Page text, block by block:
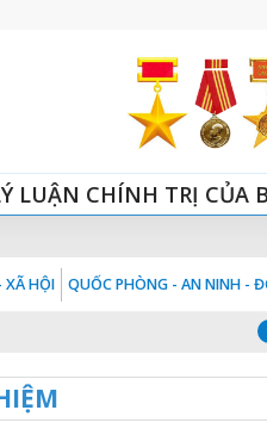
LUẬN CHÍNH TRỊ CỦA
XÃ HỘI QUỐC PHÒNG - AN NINH -
ĐỔI